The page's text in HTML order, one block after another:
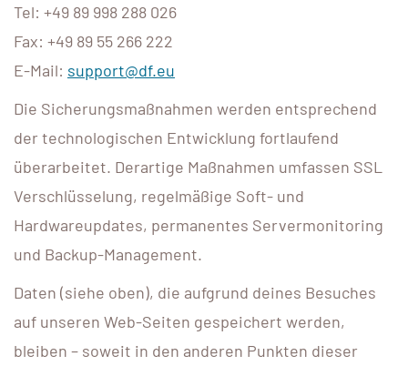
Tel: +49 89 998 288 026
Fax: +49 89 55 266 222
E-Mail: support@df.eu
Die Sicherungsmaßnahmen werden entsprechend
der technologischen Entwicklung fortlaufend
überarbeitet. Derartige Maßnahmen umfassen SSL
Verschlüsselung, regelmäßige Soft- und
Hardwareupdates, permanentes Servermonitoring
und Backup-Management.
Daten (siehe oben), die aufgrund deines Besuches
auf unseren Web-Seiten gespeichert werden,
bleiben – soweit in den anderen Punkten dieser